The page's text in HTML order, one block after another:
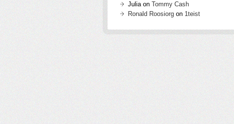
Juliaon Tommy Cash
Ronald Roosiorg on 1teist